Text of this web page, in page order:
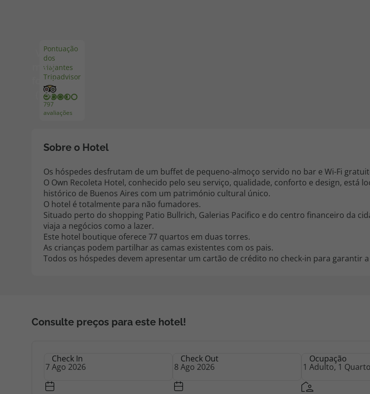
Disneyland ® Paris
Pontuação
dos
viajantes
Tripadvisor
797
avaliações
Ver
mais
fotos
(73)
Sobre o Hotel
Os hóspedes desfrutam de um buffet de pequeno-almoço servido no bar e Wi-Fi
O Own Recoleta Hotel, conhecido pelo seu serviço, qualidade, conforto e design, está
histórico de Buenos Aires com um património cultural único.
O hotel é totalmente para não fumadores.
Situado perto do shopping Patio Bullrich, Galerias Pacifico e do centro financeiro da
viaja a negócios como a lazer.
Este hotel boutique oferece 77 quartos em duas torres.
As crianças podem partilhar as camas existentes com os pais.
Todos os hóspedes devem apresentar um cartão de crédito no check-in para garantir
Consulte preços para este hotel!
Check In Check Out Ocupação